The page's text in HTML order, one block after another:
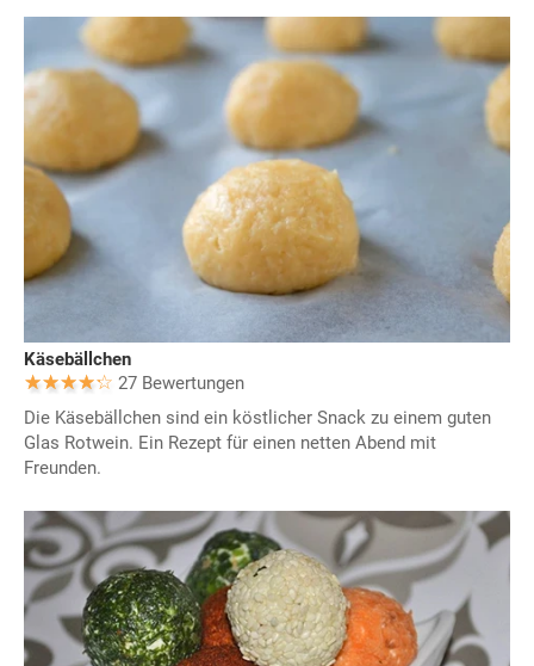
Käsebällchen
27 Bewertungen
Die Käsebällchen sind ein köstlicher Snack zu einem guten
Glas Rotwein. Ein Rezept für einen netten Abend mit
Freunden.